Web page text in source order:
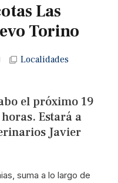
Las
Torino
Localidades
el próximo 19
Estará a
Javier
suma a lo largo de